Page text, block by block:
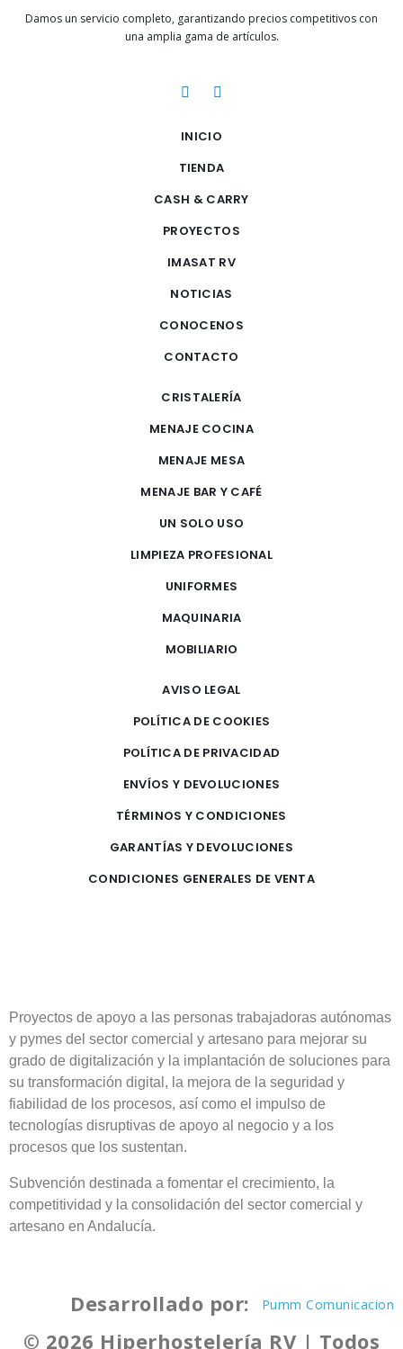
Damos un servicio completo, garantizando precios competitivos con
una amplia gama de artículos.
INICIO
TIENDA
CASH & CARRY
PROYECTOS
IMASAT RV
NOTICIAS
CONOCENOS
CONTACTO
CRISTALERÍA
MENAJE COCINA
MENAJE MESA
MENAJE BAR Y CAFÉ
UN SOLO USO
LIMPIEZA PROFESIONAL
UNIFORMES
MAQUINARIA
MOBILIARIO
AVISO LEGAL
POLÍTICA DE COOKIES
POLÍTICA DE PRIVACIDAD
ENVÍOS Y DEVOLUCIONES
TÉRMINOS Y CONDICIONES
GARANTÍAS Y DEVOLUCIONES
CONDICIONES GENERALES DE VENTA
Proyectos de apoyo a las personas trabajadoras autónomas
y pymes del sector comercial y artesano para mejorar su
grado de digitalización y la implantación de soluciones para
su transformación digital, la mejora de la seguridad y
fiabilidad de los procesos, así como el impulso de
tecnologías disruptivas de apoyo al negocio y a los
procesos que los sustentan.
Subvención destinada a fomentar el crecimiento, la
competitividad y la consolidación del sector comercial y
artesano en Andalucía.
Desarrollado por: Pumm Comunicacion
© 2026 Hiperhostelería RV | Todos